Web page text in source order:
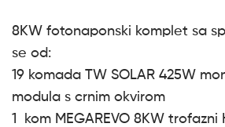
8KW fotonaponski komplet sa
se od:
19 komada TW SOLAR 425W
modula s crnim okvirom
1 kom MEGAREVO 8KW trofazni